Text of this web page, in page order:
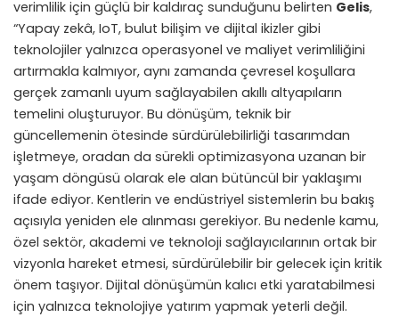
verimlilik için güçlü bir kaldıraç sunduğunu belirten Gelis,
“Yapay zekâ, IoT, bulut bilişim ve dijital ikizler gibi
teknolojiler yalnızca operasyonel ve maliyet verimliliğini
artırmakla kalmıyor, aynı zamanda çevresel koşullara
gerçek zamanlı uyum sağlayabilen akıllı altyapıların
temelini oluşturuyor. Bu dönüşüm, teknik bir
güncellemenin ötesinde sürdürülebilirliği tasarımdan
işletmeye, oradan da sürekli optimizasyona uzanan bir
yaşam döngüsü olarak ele alan bütüncül bir yaklaşımı
ifade ediyor. Kentlerin ve endüstriyel sistemlerin bu bakış
açısıyla yeniden ele alınması gerekiyor. Bu nedenle kamu,
özel sektör, akademi ve teknoloji sağlayıcılarının ortak bir
vizyonla hareket etmesi, sürdürülebilir bir gelecek için kritik
önem taşıyor. Dijital dönüşümün kalıcı etki yaratabilmesi
için yalnızca teknolojiye yatırım yapmak yeterli değil.